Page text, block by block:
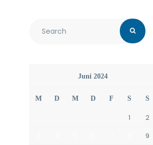
Juni 2024
M D M D F S S
1
2
9